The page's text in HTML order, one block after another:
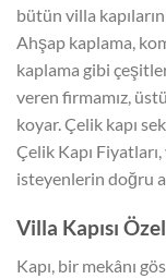
bütün villa
Ahşap kaplama,
kaplama gibi
veren firmamız,
koyar. Çelik kapı
Çelik Kapı
isteyenlerin doğru
Villa Kapısı
Kapı, bir mekânı